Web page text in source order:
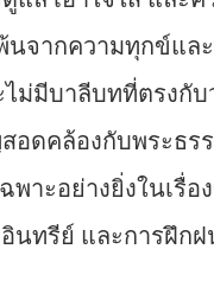
นจากความทุกข์แ
ม่มีบาลีบทที่ตรงกับ
อดคล้องกับพระธร
พาะอย่างยิ่งในเรื่อ
นทรีย์ และการฝึก